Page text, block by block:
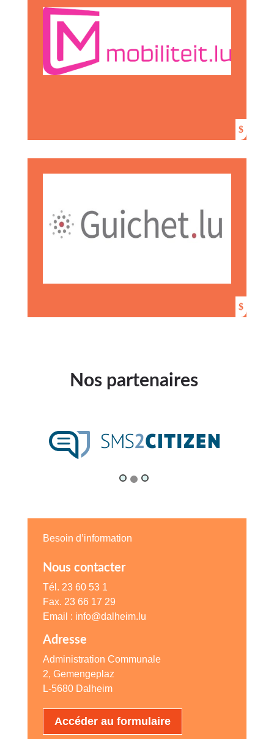
Nos partenaires
Besoin d’information
Nous contacter
Tél. 23 60 53 1
Fax. 23 66 17 29
Email : info@dalheim.lu
Adresse
Administration Communale
2, Gemengeplaz
L-5680 Dalheim
Accéder au formulaire